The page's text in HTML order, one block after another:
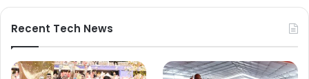
Recent Tech News